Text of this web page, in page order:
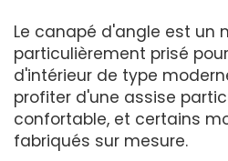
Le canapé d'angle est un
particulièrement prisé
d'intérieur de type
profiter d'une assise
confortable, et certains
fabriqués sur mesure.